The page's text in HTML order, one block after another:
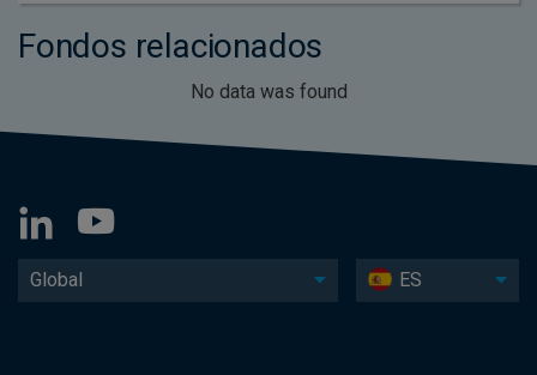
Fondos relacionados
No data was found
Global ES